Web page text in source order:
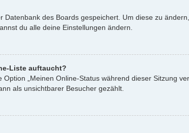
des Boards gespeichert. Um diese zu
du alle deine Einstellungen ändern.
Liste auftaucht?
„Meinen Online-Status während dieser Sitzung
als unsichtbarer Besucher gezählt.